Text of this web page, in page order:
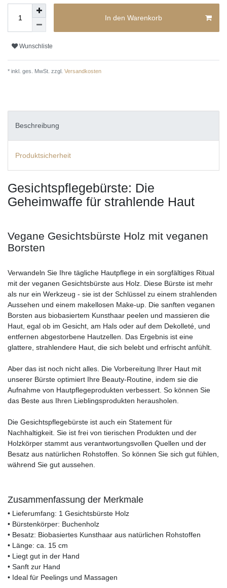
In den Warenkorb
Wunschliste
* inkl. ges. MwSt. zzgl. Versandkosten
Beschreibung
Produktsicherheit
Gesichtspflegebürste: Die
Geheimwaffe für strahlende Haut
Vegane Gesichtsbürste Holz mit veganen
Borsten
Verwandeln Sie Ihre tägliche Hautpflege in ein sorgfältiges Ritual
mit der veganen Gesichtsbürste aus Holz. Diese Bürste ist mehr
als nur ein Werkzeug - sie ist der Schlüssel zu einem strahlenden
Aussehen und einem makellosen Make-up. Die sanften veganen
Borsten aus biobasiertem Kunsthaar peelen und massieren die
Haut, egal ob im Gesicht, am Hals oder auf dem Dekolleté, und
entfernen abgestorbene Hautzellen. Das Ergebnis ist eine
glattere, strahlendere Haut, die sich belebt und erfrischt anfühlt.
Aber das ist noch nicht alles. Die Vorbereitung Ihrer Haut mit
unserer Bürste optimiert Ihre Beauty-Routine, indem sie die
Aufnahme von Hautpflegeprodukten verbessert. So können Sie
das Beste aus Ihren Lieblingsprodukten herausholen.
Die Gesichtspflegebürste ist auch ein Statement für
Nachhaltigkeit. Sie ist frei von tierischen Produkten und der
Holzkörper stammt aus verantwortungsvollen Quellen und der
Besatz aus natürlichen Rohstoffen. So können Sie sich gut fühlen,
während Sie gut aussehen.
Zusammenfassung der Merkmale
• Lieferumfang: 1 Gesichtsbürste Holz
• Bürstenkörper: Buchenholz
• Besatz: Biobasiertes Kunsthaar aus natürlichen Rohstoffen
• Länge: ca. 15 cm
• Liegt gut in der Hand
• Sanft zur Hand
• Ideal für Peelings und Massagen